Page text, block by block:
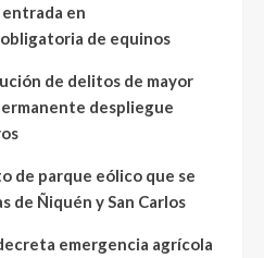
entrada en
de equinos
de delitos de mayor
despliegue
de parque eólico que se
de Ñiquén y San Carlos
emergencia agrícola